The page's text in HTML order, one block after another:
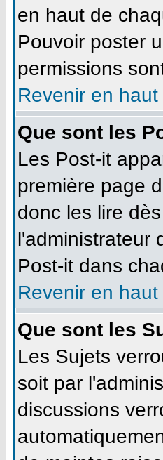
en haut de
Pouvoir poster
permissions
Revenir en
Que sont les
Les Post-it
première page
donc les lire
l'administrateur
Post-it dans
Revenir en
Que sont les
Les Sujets
soit par
discussions